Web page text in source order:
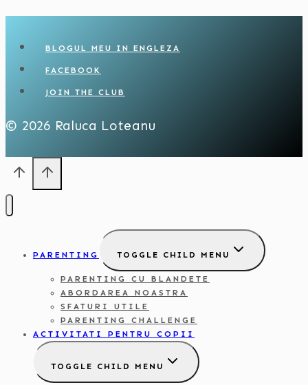
BLOGUL MEU IN ENGLEZA
FACEBOOK
JOIN THE CLUB
© 2026 Raluca Loteanu
PARENTING TOGGLE CHILD MENU
PARENTING CU BLANDETE
ABORDAREA NOASTRA
SFATURI UTILE
PARENTING CHALLENGE
ACTIVITATI PENTRU COPII
TOGGLE CHILD MENU